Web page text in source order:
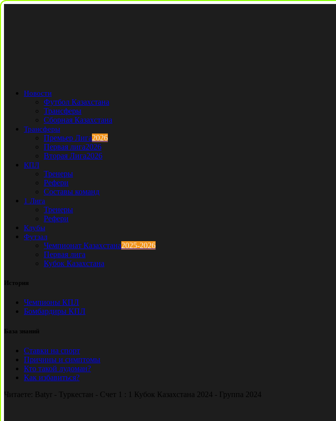
Новости
Футбол Казахстана
Трансферы
Сборная Казахстана
Трансферы
Премьер Лига2026
Первая лига2026
Вторая Лига2026
КПЛ
Тренеры
Рефери
Составы команд
1 Лига
Тренеры
Рефери
Клубы
Футзал
Чемпионат Казахстана2025-2026
Первая лига
Кубок Казахстана
История
Чемпионы КПЛ
Бомбардиры КПЛ
База знаний
Ставки на спорт
Причины и симптомы
Кто такой лудоман?
Как избавиться?
Читаете: Batyr - Туркестан - Счет 1 : 1 Кубок Казахстана 2024 - Группа 2024